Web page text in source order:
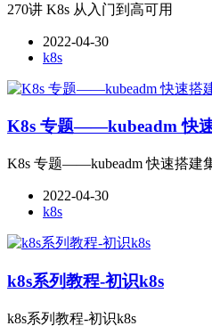
270讲 K8s 从入门到高可用
2022-04-30
k8s
K8s 专题——kubeadm 快
K8s 专题——kubeadm 快速搭建
2022-04-30
k8s
k8s系列教程-初识k8s
k8s系列教程-初识k8s